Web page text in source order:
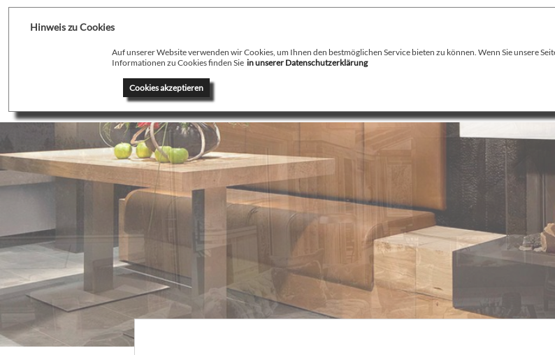
Hinweis zu Cookies
Auf unserer Website verwenden wir Cookies, um Ihnen den bestmöglichen Service bieten zu können. Wenn Sie unsere
Informationen zu Cookies finden Sie in unserer Datenschutzerklärung
Cookies akzeptieren
August Stamminger